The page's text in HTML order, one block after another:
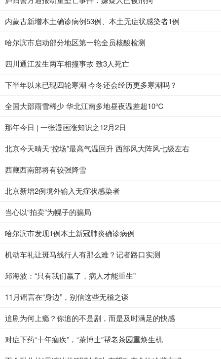
内蒙古新增本土确诊病例53例、本土无症状感染者1例
哈尔滨市启动部分地区第一轮全员核酸检测
四川通江发生两车相撞事故 致3人死亡
下半年以来已现四轮寒潮 今冬还会经历更多寒潮吗？
全国大部雨雪稀少 华北江南多地昼夜温差超10℃
那年今日 | 一张漫画涨知识之12月2日
北京今天晴天“控场”最高气温回升 西部风大阵风七级左右
西藏西南部将有较强降雪
北京新增2例境外输入无症状感染者
当心以“拍卖”为幌子的骗局
哈尔滨市发现1例本土新冠肺炎确诊病例
机动车礼让斑马线行人有那么难？记者路口实测
邱海波：“只有我们赢了，病人才能重生”
11月谣言在“身边”，别信这些无稽之谈
追剧为何上瘾？你追的不是剧，而是及时满足的快感
对症下药“十年痼疾”，“茶博士”帮老茶园重焕生机